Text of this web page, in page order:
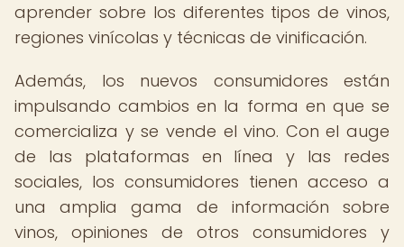
aprender sobre los diferentes tipos de vinos,
regiones vinícolas y técnicas de vinificación.
Además, los nuevos consumidores están
impulsando cambios en la forma en que se
comercializa y se vende el vino. Con el auge
de las plataformas en línea y las redes
sociales, los consumidores tienen acceso a
una amplia gama de información sobre
vinos, opiniones de otros consumidores y